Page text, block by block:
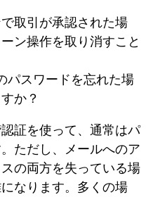
取引が承認された場
ン操作を取り消すこと
パスワードを忘れた場
か？
証を使って、通常はパ
ただし、メールへのア
の両方を失っている場
なります。多くの場